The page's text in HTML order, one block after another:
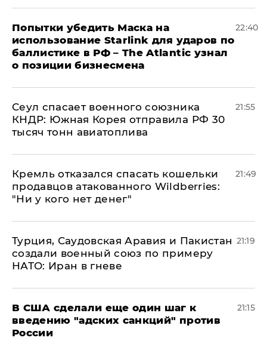
Попытки убедить Маска на
использование Starlink для ударов по
баллистике в РФ – The Atlantic узнал
о позиции бизнесмена
22:40
​Сеул спасает военного союзника
КНДР: Южная Корея отправила РФ 30
тысяч тонн авиатоплива
21:55
Кремль отказался спасать кошельки
продавцов атакованного Wildberries:
"Ни у кого нет денег"
21:49
Турция, Саудовская Аравия и Пакистан
создали военный союз по примеру
НАТО: Иран в гневе
21:19
В США сделали еще один шаг к
введению "адских санкций" против
России
21:15